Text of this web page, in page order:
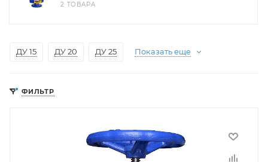
2 ТОВАРА
ДУ 15 ДУ 20 ДУ 25 Показать еще
ФИЛЬТР